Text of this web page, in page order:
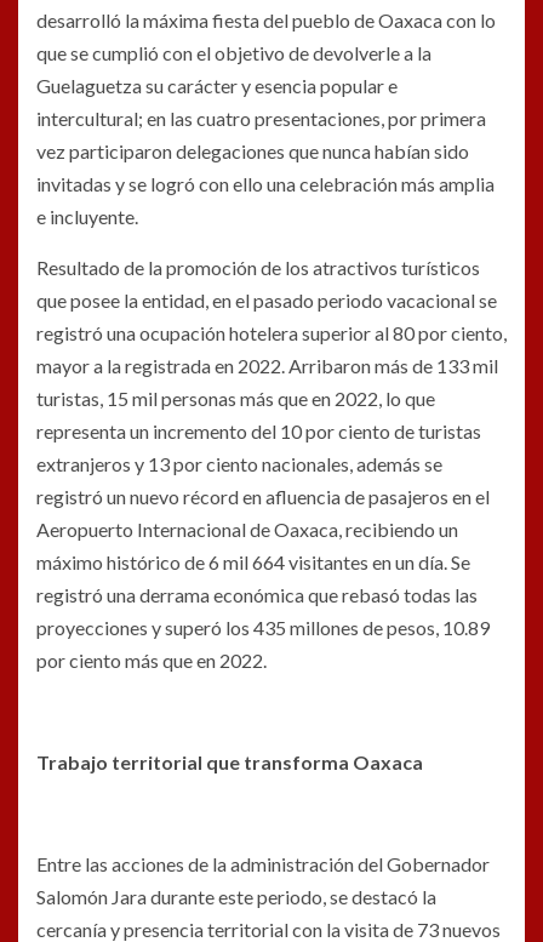
desarrolló la máxima fiesta del pueblo de Oaxaca con lo
que se cumplió con el objetivo de devolverle a la
Guelaguetza su carácter y esencia popular e
intercultural; en las cuatro presentaciones, por primera
vez participaron delegaciones que nunca habían sido
invitadas y se logró con ello una celebración más amplia
e incluyente.
Resultado de la promoción de los atractivos turísticos
que posee la entidad, en el pasado periodo vacacional se
registró una ocupación hotelera superior al 80 por ciento,
mayor a la registrada en 2022. Arribaron más de 133 mil
turistas, 15 mil personas más que en 2022, lo que
representa un incremento del 10 por ciento de turistas
extranjeros y 13 por ciento nacionales, además se
registró un nuevo récord en afluencia de pasajeros en el
Aeropuerto Internacional de Oaxaca, recibiendo un
máximo histórico de 6 mil 664 visitantes en un día. Se
registró una derrama económica que rebasó todas las
proyecciones y superó los 435 millones de pesos, 10.89
por ciento más que en 2022.
Trabajo territorial que transforma Oaxaca
Entre las acciones de la administración del Gobernador
Salomón Jara durante este periodo, se destacó la
cercanía y presencia territorial con la visita de 73 nuevos